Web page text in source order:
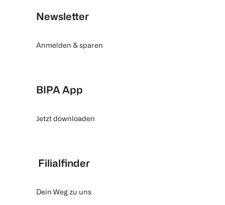
Newsletter
Anmelden & sparen
BIPA App
Jetzt downloaden
Filialfinder
Dein Weg zu uns